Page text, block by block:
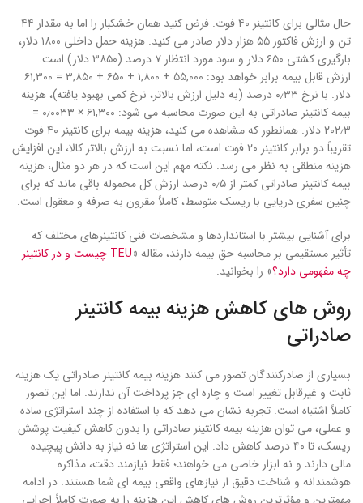
حال مثالی برای کانتینر ۴۰ فوت. فرض کنید همان خشکبار را اما به مقدار ۴۴
تن و ارزش فاکتور ۵۵ هزار دلار صادر می کنید. هزینه حمل داخلی ۱۸۰۰ دلار،
بارگیری کشتی ۶۵۰ دلار و سود مورد انتظار ۷ درصد (۳۸۵۰ دلار) است.
ارزش قابل بیمه برابر خواهد بود: ۵۵,۰۰۰ + ۱,۸۰۰ + ۶۵۰ + ۳,۸۵۰ = ۶۱,۳۰۰
دلار. با نرخ ۰٫۳۳ درصد (به دلیل ارزش بالاتر، نرخ کمی بهبود یافته)، هزینه
بیمه کانتینر صادراتی به این صورت محاسبه می شود: ۶۱,۳۰۰ × ۰٫۰۰۳۳ =
۲۰۲٫۳ دلار. همانطور که مشاهده می کنید، هزینه بیمه برای کانتینر ۴۰ فوت
تقریباً دو برابر کانتینر ۲۰ فوت است، اما نسبت به ارزش بالاتر کالا، این افزایش
هزینه منطقی به نظر می رسد. نکته مهم این است که در هر دو مثال، هزینه
بیمه کانتینر صادراتی کمتر از ۰٫۵ درصد ارزش کل محموله باقی ماند که برای
چنین سفری دریایی با ریسک متوسط، کاملاً مقرون به صرفه و معقول است.
برای آشنایی بیشتر با استانداردها و مشخصات فنی کانتینرهای مختلف که
تأثیر مستقیمی بر محاسبه حق بیمه دارند، مقاله «
TEU چیست و در کانتینر
چه مفهومی دارد؟» را بخوانید.
روش های کاهش هزینه بیمه کانتینر
صادراتی
بسیاری از صادرکنندگان تصور می کنند هزینه بیمه کانتینر صادراتی یک هزینه
ثابت و غیرقابل تغییر است و چاره ای جز پرداخت آن ندارند. اما این تصور
کاملاً اشتباه است. تجربه نشان می دهد که با استفاده از چند استراتژی ساده
و عملی، می توان هزینه بیمه کانتینر صادراتی را بدون کاهش کیفیت پوشش
ریسک، تا ۴۰ درصد کاهش داد. این استراتژی ها نه نیاز به دانش پیچیده
مالی دارند و نه ابزار خاصی می خواهند؛ فقط نیازمند دقت، مذاکره
هوشمندانه و شناخت دقیق از نیازهای واقعی بیمه ای شما هستند. در ادامه